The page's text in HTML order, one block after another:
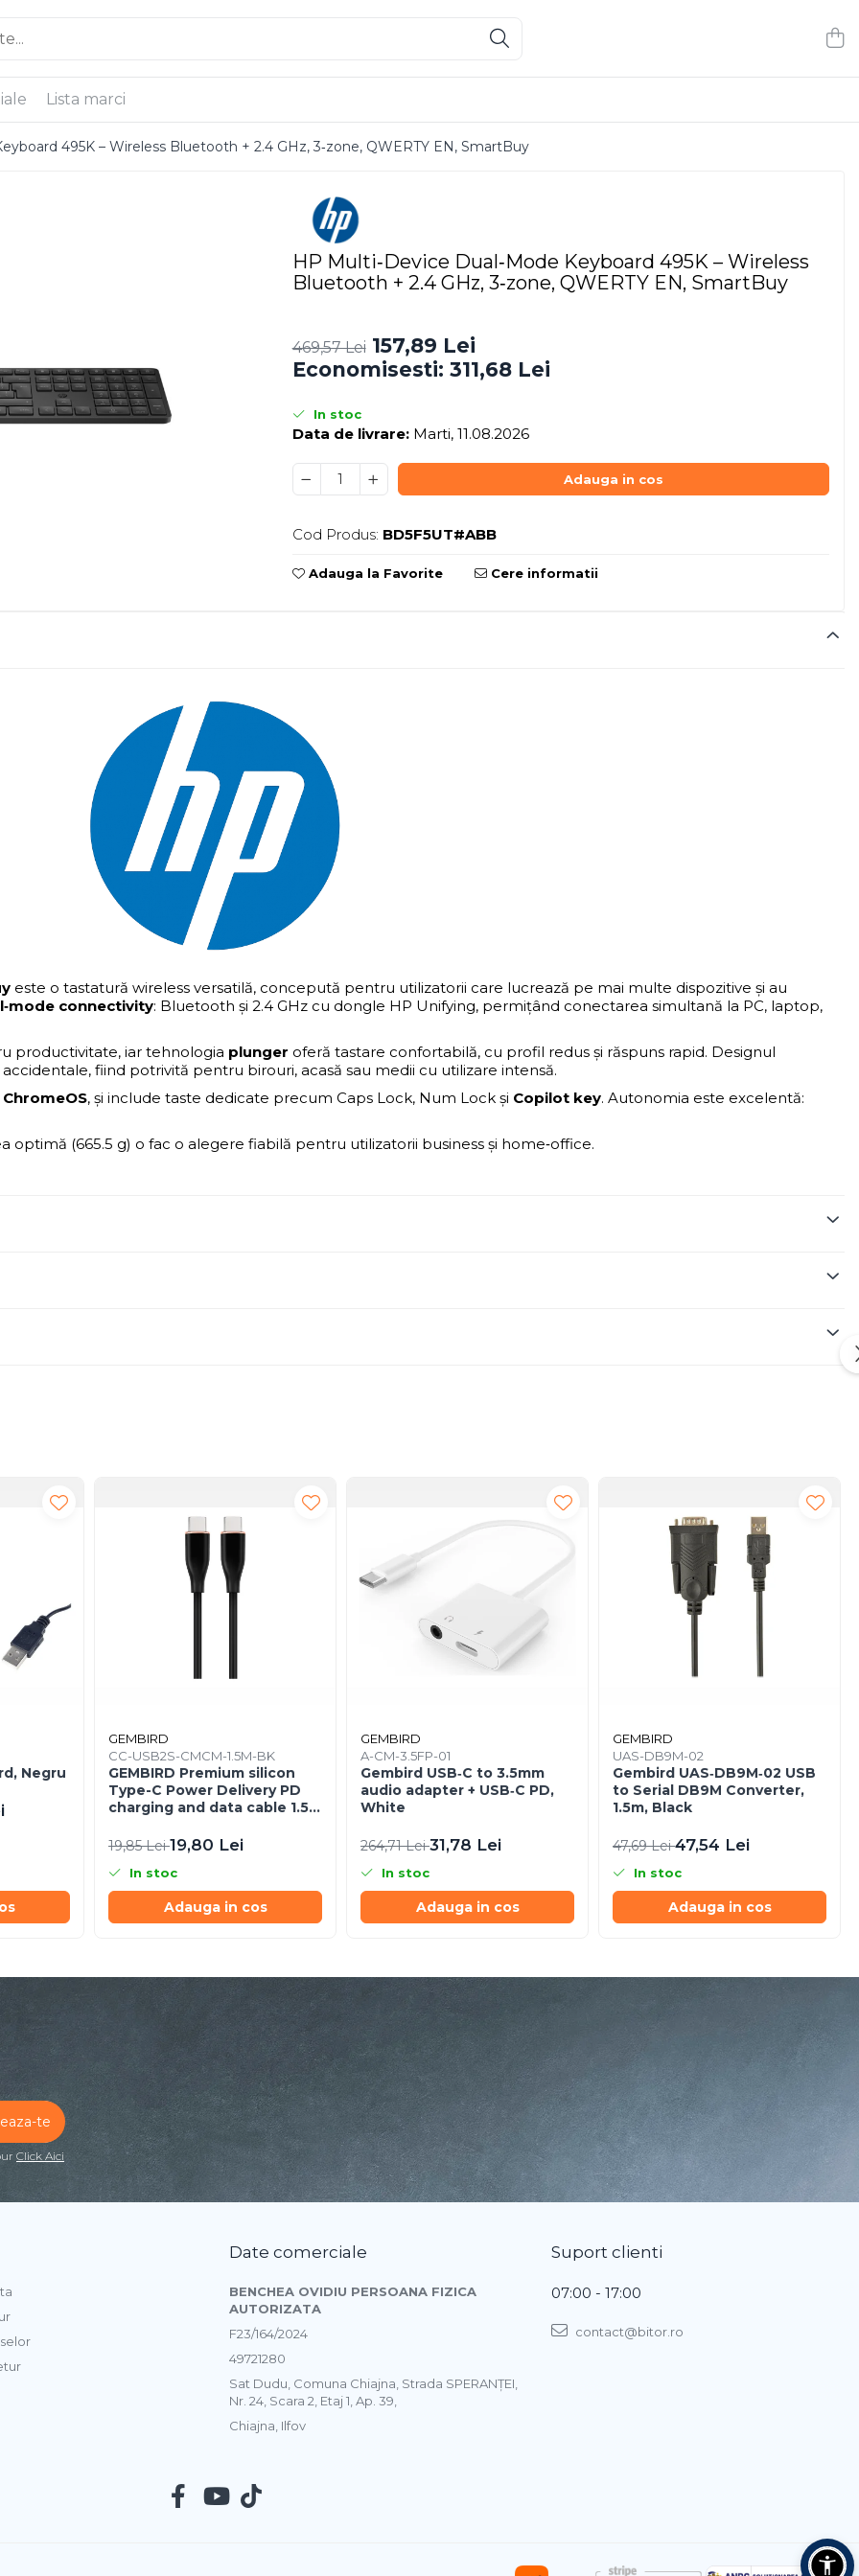
Lista marci
495K – Wireless Bluetooth + 2.4 GHz, 3‑zone, QWERTY EN, SmartBuy
HP Multi‑Device Dual‑Mode Keyboard 495K – Wireless
Bluetooth + 2.4 GHz, 3‑zone, QWERTY EN, SmartBuy
469,57 Lei 157,89 Lei
Economisesti: 311,68 Lei
In stoc
Data de livrare:Marti, 11.08.2026
Adauga in cos
Cod Produs: BD5F5UT#ABB
Adauga la Favorite Cere informatii
este o tastatură wireless versatilă, concepută pentru utilizatorii care lucrează pe mai multe dispozitive și au
connectivity: Bluetooth și 2.4 GHz cu dongle HP Unifying, permițând conectarea simultană la PC, laptop,
productivitate, iar tehnologia plunger oferă tastare confortabilă, cu profil redus și răspuns rapid. Designul
fiind potrivită pentru birouri, acasă sau medii cu utilizare intensă.
ChromeOS, și include taste dedicate precum Caps Lock, Num Lock și Copilot key. Autonomia este excelentă:
(665.5 g) o fac o alegere fiabilă pentru utilizatorii business și home‑office.
Negru
GEMBIRD
CC-USB2S-CMCM-1.5M-BK
GEMBIRD Premium silicon
Type-C Power Delivery PD
charging and data cable 1.5m
19,85 Lei19,80 Lei
In stoc
Adauga in cos
GEMBIRD
A-CM-3.5FP-01
Gembird USB‑C to 3.5mm
audio adapter + USB‑C PD,
White
264,71 Lei31,78 Lei
In stoc
Adauga in cos
GEMBIRD
UAS-DB9M-02
Gembird UAS‑DB9M‑02 USB
to Serial DB9M Converter,
1.5m, Black
47,69 Lei47,54 Lei
In stoc
Adauga in cos
Click Aici
Date comerciale
BENCHEA OVIDIU PERSOANA FIZICA
AUTORIZATA
F23/164/2024
49721280
Sat Dudu, Comuna Chiajna, Strada SPERANŢEI,
Nr. 24, Scara 2, Etaj 1, Ap. 39,
Chiajna, Ilfov
Suport clienti
07:00 - 17:00
contact@bitor.ro